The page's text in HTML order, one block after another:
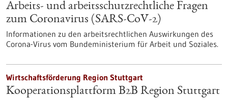
Arbeits- und arbeitsschutzrechtliche Fragen
zum Coronavirus (SARS-CoV-2)
Informationen zu den arbeitsrechtlichen Auswirkungen des
Corona-Virus vom Bundeministerium für Arbeit und Soziales.
Wirtschaftsförderung Region Stuttgart
Kooperationsplattform B2B Region Stuttgart